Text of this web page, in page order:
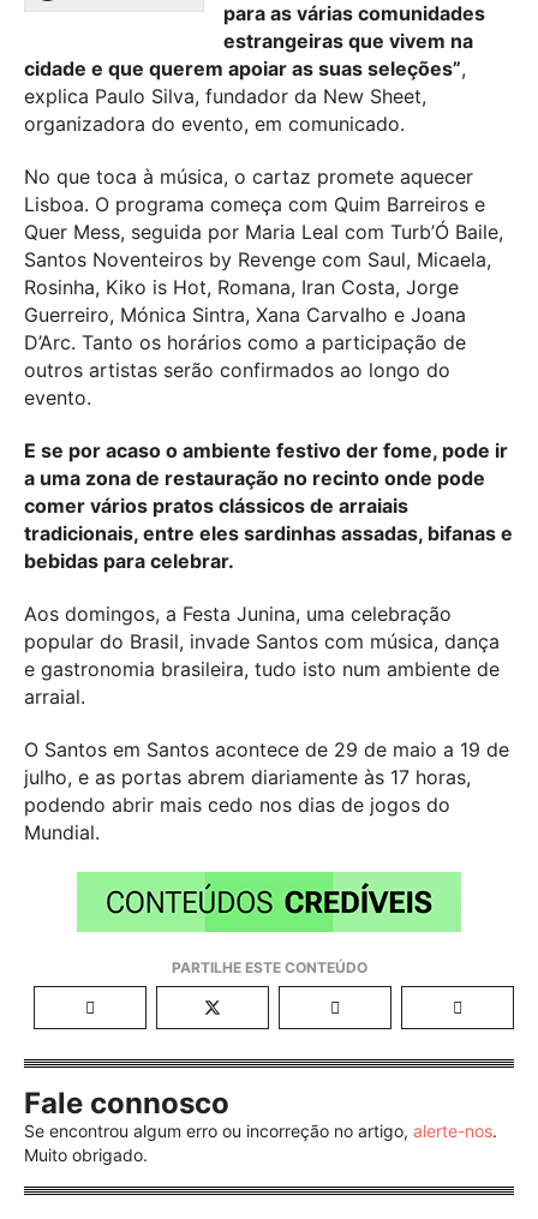
para as várias comunidades
estrangeiras que vivem na
cidade e que querem apoiar as suas seleções”,
explica Paulo Silva, fundador da New Sheet,
organizadora do evento, em comunicado.
No que toca à música, o cartaz promete aquecer
Lisboa. O programa começa com Quim Barreiros e
Quer Mess, seguida por Maria Leal com Turb’Ó Baile,
Santos Noventeiros by Revenge com Saul, Micaela,
Rosinha, Kiko is Hot, Romana, Iran Costa, Jorge
Guerreiro, Mónica Sintra, Xana Carvalho e Joana
D’Arc. Tanto os horários como a participação de
outros artistas serão confirmados ao longo do
evento.
E se por acaso o ambiente festivo der fome, pode ir
a uma zona de restauração no recinto onde pode
comer vários pratos clássicos de arraiais
tradicionais, entre eles sardinhas assadas, bifanas e
bebidas para celebrar.
Aos domingos, a Festa Junina, uma celebração
popular do Brasil, invade Santos com música, dança
e gastronomia brasileira, tudo isto num ambiente de
arraial.
O Santos em Santos acontece de 29 de maio a 19 de
julho, e as portas abrem diariamente às 17 horas,
podendo abrir mais cedo nos dias de jogos do
Mundial.
Fale connosco
Se encontrou algum erro ou incorreção no artigo, alerte-nos.
Muito obrigado.